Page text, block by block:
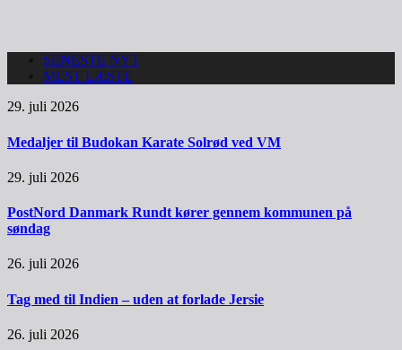
SENESTE NYT
MEST LÆSTE
29. juli 2026
Medaljer til Budokan Karate Solrød ved VM
29. juli 2026
PostNord Danmark Rundt kører gennem kommunen på
søndag
26. juli 2026
Tag med til Indien – uden at forlade Jersie
26. juli 2026